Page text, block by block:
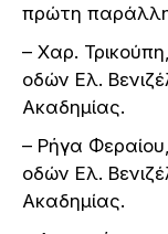
πρώτη
– Χαρ.
οδών Ελ.
Ακαδημίας.
– Ρήγα
οδών Ελ.
Ακαδημίας.